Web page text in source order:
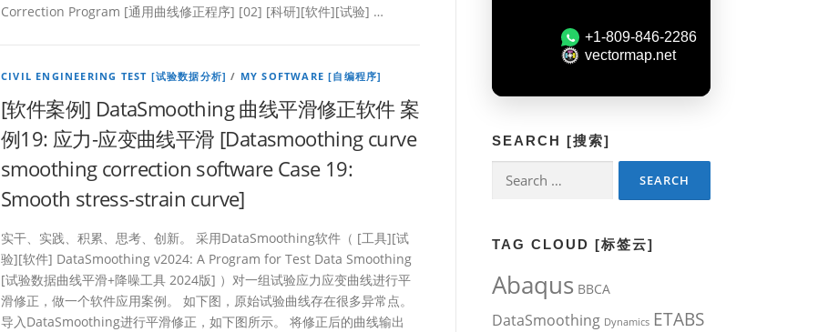
Correction Program [通用曲线修正程序] [02] [科研][软件][试验] …
CIVIL ENGINEERING TEST [试验数据分析] / MY SOFTWARE [自编程序]
[软件案例] DataSmoothing 曲线平滑修正软件 案
例19: 应力-应变曲线平滑 [Datasmoothing curve
smoothing correction software Case 19:
Smooth stress-strain curve]
实干、实践、积累、思考、创新。 采用DataSmoothing软件（ [工具][试
验][软件] DataSmoothing v2024: A Program for Test Data Smoothing
[试验数据曲线平滑+降噪工具 2024版] ）对一组试验应力应变曲线进行平
滑修正，做一个软件应用案例。 如下图，原始试验曲线存在很多异常点。
导入DataSmoothing进行平滑修正，如下图所示。 将修正后的曲线输出
SEARCH [搜索]
for:
TAG CLOUD [标签云]
Abaqus BBCA
DataSmoothing Dynamics ETABS